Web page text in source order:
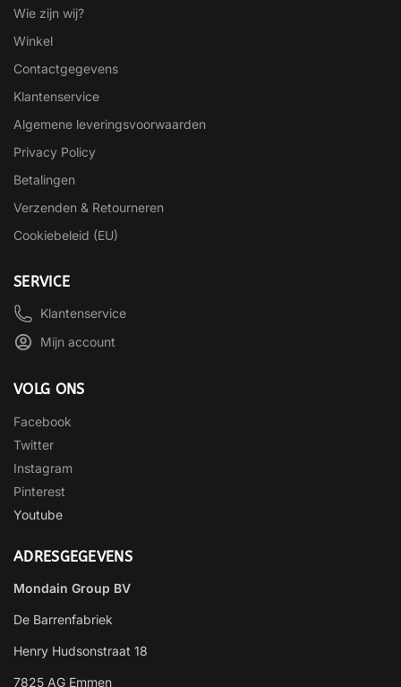
Wie zijn wij?
Winkel
Contactgegevens
Klantenservice
Algemene leveringsvoorwaarden
Privacy Policy
Betalingen
Verzenden & Retourneren
Cookiebeleid (EU)
SERVICE
Klantenservice
Mijn account
VOLG ONS
Facebook
Twitter
Instagram
Pinterest
Youtube
ADRESGEGEVENS
Mondain Group BV
De Barrenfabriek
Henry Hudsonstraat 18
7825 AG Emmen